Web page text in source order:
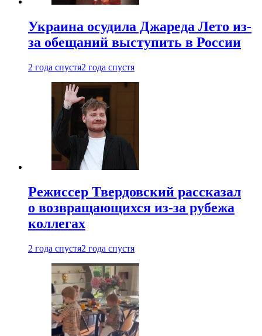
Украина осудила Джареда Лето из-
за обещаний выступить в России
2 года спустя2 года спустя
Режиссер Твердовский рассказал
о возвращающихся из-за рубежа
коллегах
2 года спустя2 года спустя